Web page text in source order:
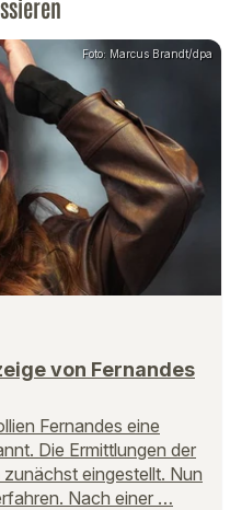
Foto: Marcus Brandt/dpa
von Fernandes
Fernandes eine
Die Ermittlungen der
eingestellt. Nun
Nach einer …